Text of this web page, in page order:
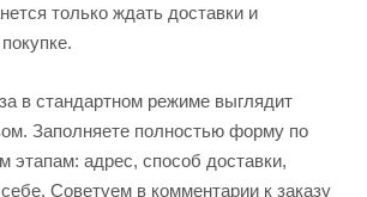
только ждать доставки и
в стандартном режиме выглядит
Заполняете полностью форму по
этапам: адрес, способ доставки,
Советуем в комментарии к заказу